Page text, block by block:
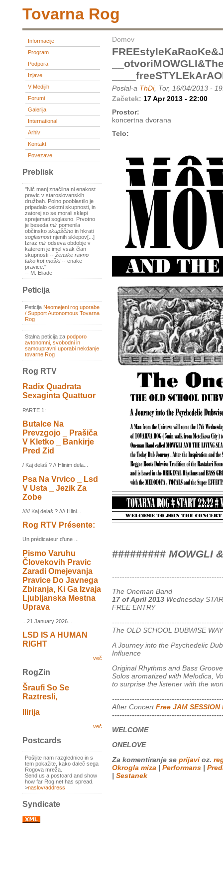
Tovarna Rog
Informacije
Program
Podpora
Izjave
V Medijih
Forumi
Galerija
International
Arhiv
Kontakt
Povezave
Preblisk
"Nič manj značilna ni enakost
pravic v staroslovanskih
družbah. Polno pooblastilo je
pripadalo celotni skupnosti, in
zatorej so se morali sklepi
sprejemati soglasno. Prvotno
je beseda mir pomenila
občinsko skupščino in hkrati
soglasnostnjenih sklepov[...]
Izraz mir odseva obdobje v
katerem je imel vsak član
skupnosti -- ženske ravno
tako kot moški-- enake
pravice."
-- M. Eliade
Peticija
Peticija Neomejeni rog uporabe
/ Support Autonomous Tovarna
Rog
Stalna peticija za podporo
avtonomni, svobodni in
samoupravni uporabi nekdanje
tovarne Rog
Rog RTV
Radix Quadrata
Sexaginta Quattuor
PARTE 1:
Butalce Na
Prevzgojo _ Prašiča
V Kletko _ Bankirje
Pred Zid
/ Kaj delaš ? // Hlinim dela...
Psa Na Vrvico _ Lsd
V Usta _ Jezik Za
Zobe
///// Kaj delaš ? //// Hlini...
Rog RTV Présente:
Un prédicateur d'une ...
Pismo Varuhu
Človekovih Pravic
Zaradi Omejevanja
Pravice Do Javnega
Zbiranja, Ki Ga Izvaja
Ljubljanska Mestna
Uprava
...21 January 2026...
LSD IS A HUMAN
RIGHT
več
RogZin
Šraufi So Se
Raztresli,
Ilirija
več
Postcards
Pošljite nam razglednico in s
tem pokažite, kako daleč sega
Rogova mreža.
Send us a postcard and show
how far Rog net has spread.
>naslov/address
Syndicate
Domov
Poslal-a ThDi, Tor, 16/04/2013 -
Začetek: 17 Apr 2013 - 22:00
Prostor:
koncertna dvorana
Telo:
######### MOWGLI
The Oneman Band
17 of April 2013 Wednesday
FREE ENTRY
The OLD SCHOOL DUBWISE
A Journey into the Psychedelic
Influence
Original Rhythms and Bass
Solos aromatized with Melodica,
to surprise the listener with the
After ConcertFree JAM
WELCOME
ONELOVE
Za komentiranje se prijavi oz.
Okrogla miza | Performans |
| Sestanek